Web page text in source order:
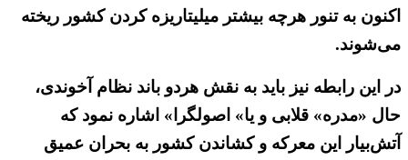
اکنون به تنور هرچه بیشتر میلیتاریزه کردن کشور ریخته
می‌شوند.
در این رابطه نیز باید به نقش هردو باند نظام آخوندی،
حال «مدره» قلابی و یا» اصولگرا» اشاره نمود که
آتش‌بیار این معرکه و کشاندن کشور به بحران عمیق